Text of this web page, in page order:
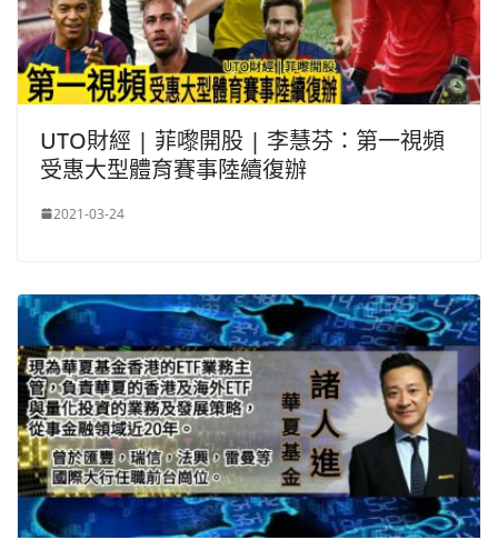
UTO財經 | 菲嚟開股 | 李慧芬：第一視頻
受惠大型體育賽事陸續復辦
2021-03-24